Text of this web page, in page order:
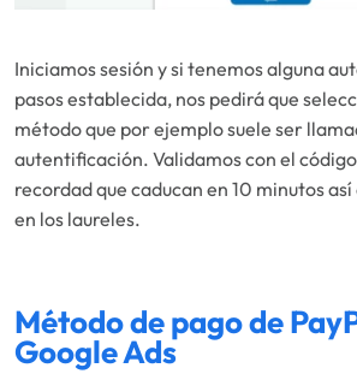
Iniciamos sesión y si tenemos alguna
pasos establecida, nos pedirá que
método que por ejemplo suele ser
autentificación. Validamos con el
recordad que caducan en 10 minutos
en los laureles.
Método de pago de
Google Ads